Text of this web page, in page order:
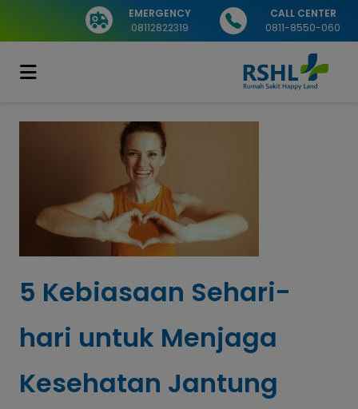
EMERGENCY
08112822319
CALL CENTER
0811-8550-060
5 Kebiasaan Sehari-
hari untuk Menjaga
Kesehatan Jantung